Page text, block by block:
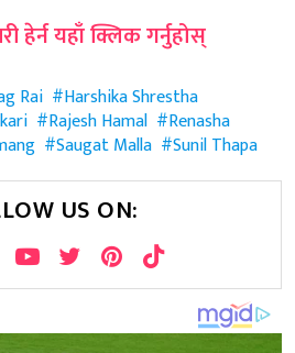
हेर्न यहाँ क्लिक गर्नुहोस्
Rai
Harshika Shrestha
Rajesh Hamal
Renasha
Saugat Malla Sunil Thapa
US ON: